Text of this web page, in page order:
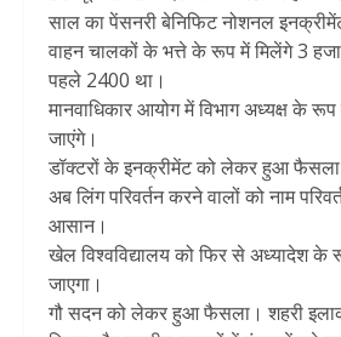
साल का पेंसनरी बेनिफिट नोशनल इनक्रीमेंट
वाहन चालकों के भत्ते के रूप में मिलेंगे 3
पहले 2400 था।
मानवाधिकार आयोग में विभाग अध्यक्ष के रूप
जाएंगे।
डॉक्टरों के इनक्रीमेंट को लेकर हुआ
अब लिंग परिवर्तन करने वालों को नाम
आसान।
खेल विश्वविद्यालय को फिर से अध्यादेश
जाएगा।
गौ सदन को लेकर हुआ फैसला। शहरी